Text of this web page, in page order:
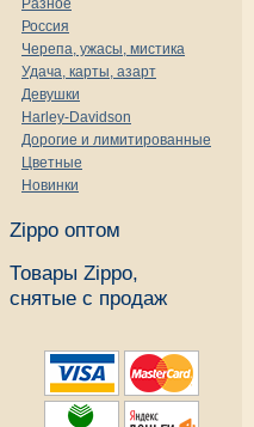
Разное
Россия
Черепа, ужасы, мистика
Удача, карты, азарт
Девушки
Harley-Davidson
Дорогие и лимитированные
Цветные
Новинки
Zippo оптом
Товары Zippo,
снятые с продаж